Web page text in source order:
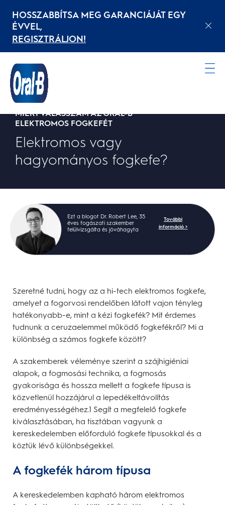
HOSSZABBÍTSA MEG GARANCIÁJÁT EGY
ÉVVEL,
REGISZTRÁLJON!
MIÉRT VÁLASSZAM AZ ORAL-B
ELEKTROMOS FOGKEFÉT
Elektromos vagy
hagyományos fogkefe?
Ezt a blogot Dr. Robert Lee, 35
éves fogászati szakember
felülvizsgálta és jóváhagyta
További
információ >
Szeretné tudni, hogy az a hi-tech elektromos fogkefe,
amelyet a fogorvosi rendelőben látott vajon tényleg
hatékonyabb-e, mint a kézi fogkefék? Mit érdemes
tudnunk a ceruzaelemmel működő fogkefékről? Mi a
különbség a számos fogkefe között?
A szakemberek véleménye szerint a szájhigiéniai
alapok, a fogmosási technika, a fogmosás
gyakorisága és hossza mellett a fogkefe típusa is
közvetlenül hozzájárul a lepedékeltávolítás
eredményességéhez.1 Segít a megfelelő fogkefe
kiválasztásában, ha tisztában vagyunk a
kereskedelemben előforduló fogkefe típusokkal és a
köztük lévő különbségekkel.
A fogkefék három típusa
A kereskedelemben kapható három elektromos